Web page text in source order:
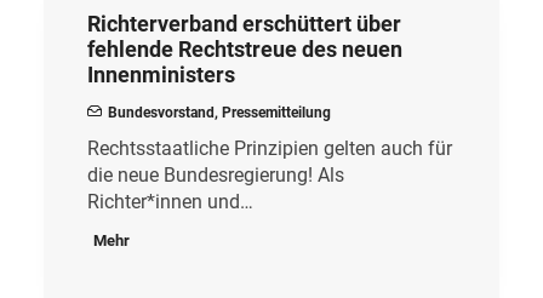
Richterverband erschüttert über
fehlende Rechtstreue des neuen
Innenministers
Bundesvorstand, Pressemitteilung
Rechtsstaatliche Prinzipien gelten auch für
die neue Bundesregierung! Als
Richter*innen und…
Mehr